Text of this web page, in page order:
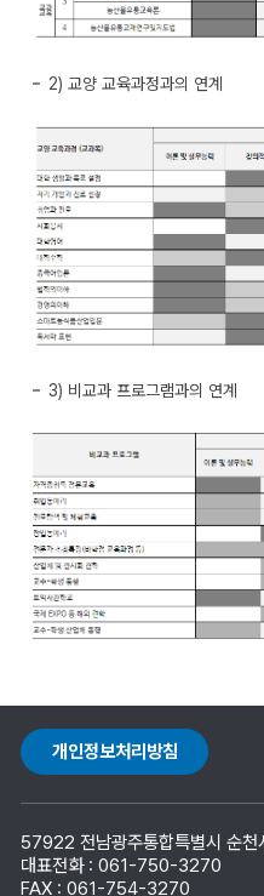
2) 교양 교육과정과의 연계
3) 비교과 프로그램과의 연계
개인정보처리방침
57922 전남광주통합특별시 순
대표전화 : 061-750-3270
FAX : 061-754-3270